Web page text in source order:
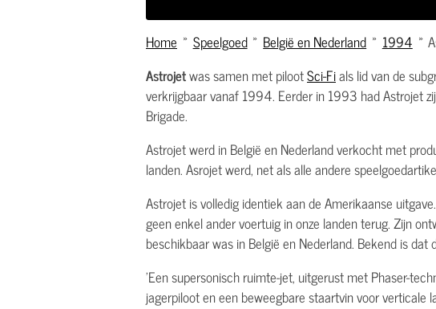
Home » Speelgoed » België en Nederland » 1994 »
Astrojetwas samen met pilootSci-Fials lid van de
verkrijgbaar vanaf 1994. Eerder in 1993 had Astrojet
Brigade.
Astrojet werd in België en Nederland verkocht met
landen. Asrojet werd, net als alle andere
Astrojet is volledig identiek aan de Amerikaanse
geen enkel ander voertuig in onze landen terug. Zijn
beschikbaar was in België en Nederland. Bekend is
'Een supersonisch ruimte-jet, uitgerust met Phaser-
jagerpiloot en een beweegbare staartvin voor verticale